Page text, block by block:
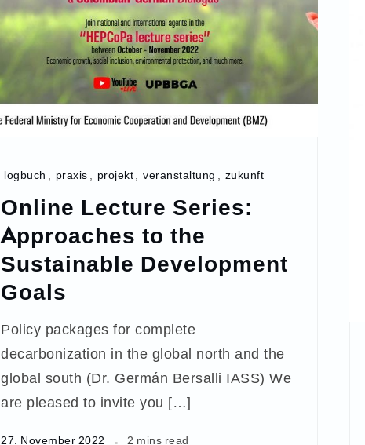
logbuch praxis projekt veranstaltung zukunft
Online Lecture Series:
Approaches to the
Sustainable Development
Goals
Policy packages for complete
decarbonization in the global north and the
global south (Dr. Germán Bersalli IASS) We
are pleased to invite you […]
27. November 2022 2 mins read